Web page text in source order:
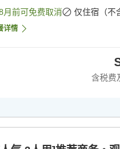
月前可免费取消 仅住宿（不
详情
含税费